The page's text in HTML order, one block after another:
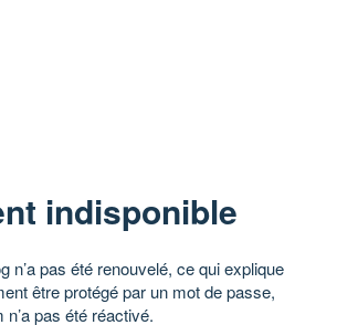
indisponible
n’a pas été renouvelé, ce qui explique
être protégé par un mot de passe,
pas été réactivé.